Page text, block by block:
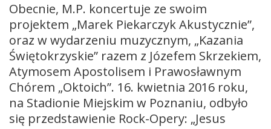
Obecnie, M.P. koncertuje ze swoim
projektem „Marek Piekarczyk Akustycznie”,
oraz w wydarzeniu muzycznym, „Kazania
Świętokrzyskie” razem z Józefem Skrzekiem,
Atymosem Apostolisem i Prawosławnym
Chórem „Oktoich”. 16. kwietnia 2016 roku,
na Stadionie Miejskim w Poznaniu, odbyło
się przedstawienie Rock-Opery: „Jesus